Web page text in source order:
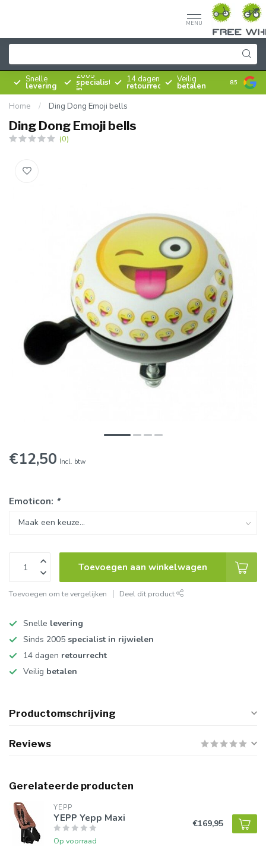
MENU
Snelle
levering
Sinds
2005
specialist
in
rijwielen
14 dagen
retourrecht
Veilig
betalen 8.5
Home / Ding Dong Emoji bells
Ding Dong Emoji bells
(0)
€12,50 Incl. btw
Emoticon: *
Toevoegen aan winkelwagen
Toevoegen om te vergelijken Deel dit product
Snelle levering
Sinds 2005 specialist in rijwielen
14 dagen retourrecht
Veilig betalen
Productomschrijving
Reviews
Gerelateerde producten
YEPP
YEPP Yepp Maxi
Op voorraad
€169,95